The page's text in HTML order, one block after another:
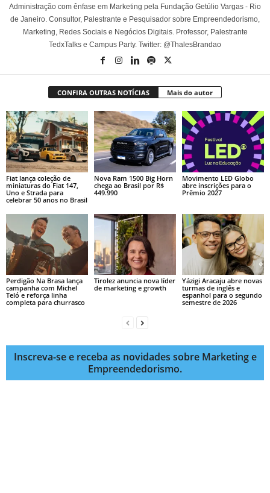
Administração com ênfase em Marketing pela Fundação Getúlio Vargas - Rio
de Janeiro. Consultor, Palestrante e Pesquisador sobre Empreendedorismo,
Marketing, Redes Sociais e Negócios Digitais. Professor, Palestrante
TedxTalks e Campus Party. Twitter: @ThalesBrandao
CONFIRA OUTRAS NOTÍCIAS Mais do autor
Fiat lança coleção de
miniaturas do Fiat 147,
Uno e Strada para
celebrar 50 anos no Brasil
Nova Ram 1500 Big Horn
chega ao Brasil por R$
449.990
Movimento LED Globo
abre inscrições para o
Prêmio 2027
Perdigão Na Brasa lança
campanha com Michel
Teló e reforça linha
completa para churrasco
Tirolez anuncia nova líder
de marketing e growth
Yázigi Aracaju abre novas
turmas de inglês e
espanhol para o segundo
semestre de 2026
Inscreva-se e receba as novidades sobre Marketing e
Empreendedorismo.